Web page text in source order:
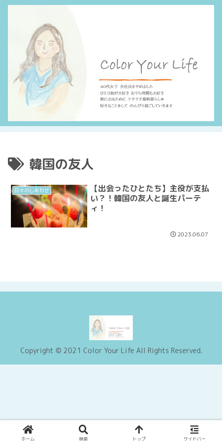
韓国の友人
日々のしあわせ
【出会ったひとたち】主役が支払
い？！韓国の友人と誕生パーテ
ィ！
2023.06.07
Copyright © 2021 Color Your Life All Rights Reserved.
ホーム 検索 トップ サイドバー